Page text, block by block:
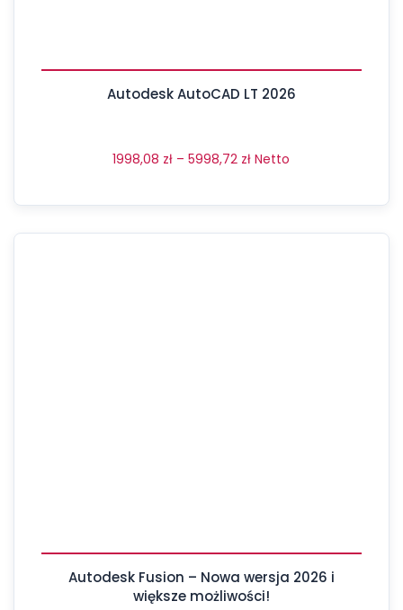
Autodesk AutoCAD LT 2026
1998,08 zł – 5998,72 zł Netto
Autodesk Fusion – Nowa wersja 2026 i
większe możliwości!